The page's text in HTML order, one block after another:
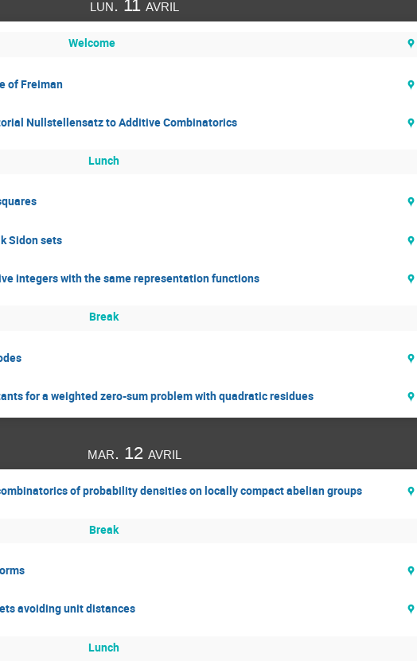
lun. 11 avril
Welcome
of Freiman
Nullstellensatz to Additive Combinatorics
Lunch
Sidon sets
integers with the same representation functions
Break
for a weighted zero-sum problem with quadratic residues
mar. 12 avril
of probability densities on locally compact abelian groups
Break
avoiding unit distances
Lunch